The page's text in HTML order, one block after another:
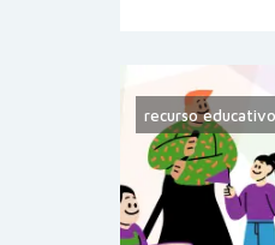
recurso educativo